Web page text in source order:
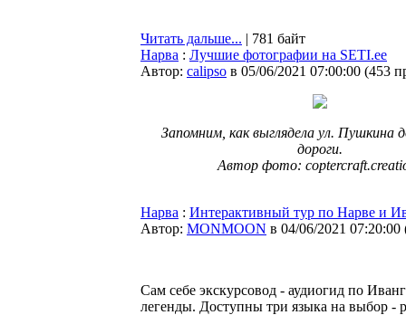
Читать дальше... | 781 байт
Нарва : Лучшие фотографии на SETI.ee
Автор: calipso в 05/06/2021 07:00:00 (453
Запомним, как выглядела ул. Пушкина
дороги.
Автор фото:
Нарва : Интерактивный тур по Нарве и
Автор: MONMOON в 04/06/2021 07:20:00
Сам себе экскурсовод - аудиогид по
легенды. Доступны три языка на выбор -